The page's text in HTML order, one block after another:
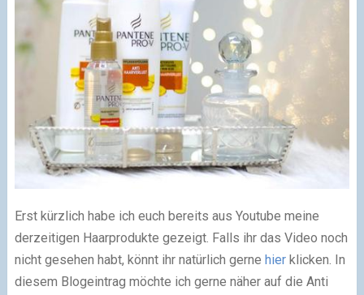
Erst kürzlich habe ich euch bereits aus Youtube meine
derzeitigen Haarprodukte gezeigt. Falls ihr das Video noch
nicht gesehen habt, könnt ihr natürlich gerne hierklicken. In
diesem Blogeintrag möchte ich gerne näher auf die Anti